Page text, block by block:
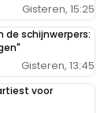
Gisteren, 15:25
de schijnwerpers:
Gisteren, 13:45
voor